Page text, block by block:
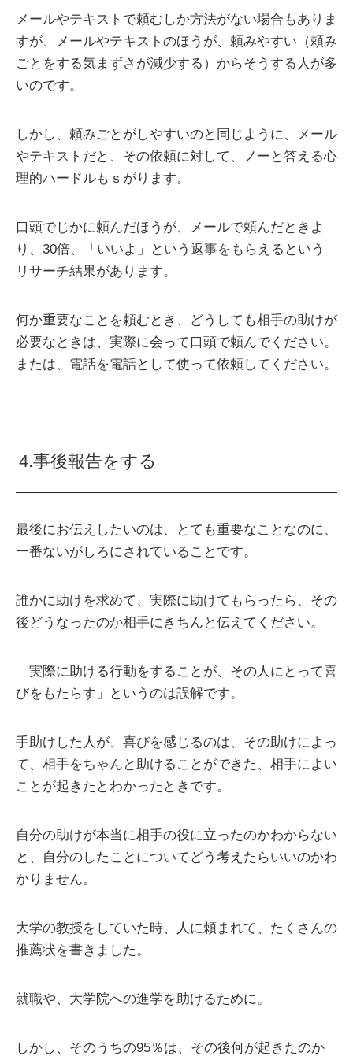
メールやテキストで頼むしか方法がない場合もありま
すが、メールやテキストのほうが、頼みやすい（頼み
ごとをする気まずさが減少する）からそうする人が多
いのです。
しかし、頼みごとがしやすいのと同じように、メール
やテキストだと、その依頼に対して、ノーと答える心
理的ハードルもｓがります。
口頭でじかに頼んだほうが、メールで頼んだときよ
り、30倍、「いいよ」という返事をもらえるという
リサーチ結果があります。
何か重要なことを頼むとき、どうしても相手の助けが
必要なときは、実際に会って口頭で頼んでください。
または、電話を電話として使って依頼してください。
4.事後報告をする
最後にお伝えしたいのは、とても重要なことなのに、
一番ないがしろにされていることです。
誰かに助けを求めて、実際に助けてもらったら、その
後どうなったのか相手にきちんと伝えてください。
「実際に助ける行動をすることが、その人にとって喜
びをもたらす」というのは誤解です。
手助けした人が、喜びを感じるのは、その助けによっ
て、相手をちゃんと助けることができた、相手によい
ことが起きたとわかったときです。
自分の助けが本当に相手の役に立ったのかわからない
と、自分のしたことについてどう考えたらいいのかわ
かりません。
大学の教授をしていた時、人に頼まれて、たくさんの
推薦状を書きました。
就職や、大学院への進学を助けるために。
しかし、そのうちの95％は、その後何が起きたのか